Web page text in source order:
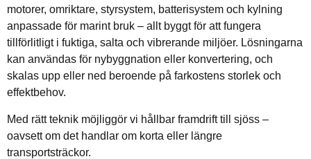
motorer, omriktare, styrsystem, batterisystem och kylning
anpassade för marint bruk – allt byggt för att fungera
tillförlitligt i fuktiga, salta och vibrerande miljöer. Lösningarna
kan användas för nybyggnation eller konvertering, och
skalas upp eller ned beroende på farkostens storlek och
effektbehov.
Med rätt teknik möjliggör vi hållbar framdrift till sjöss –
oavsett om det handlar om korta eller längre
transportsträckor.